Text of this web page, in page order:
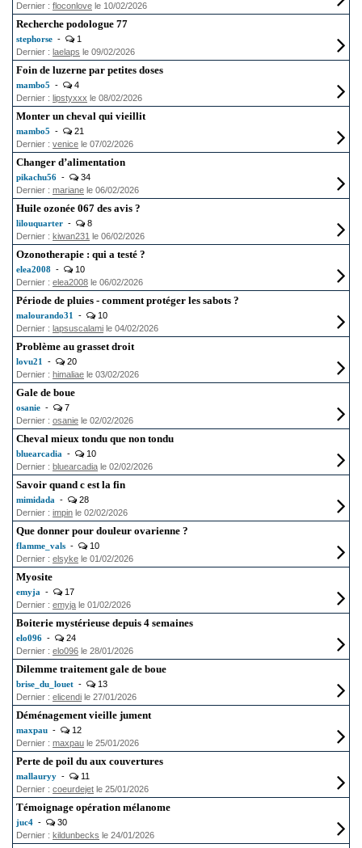
Dernier : floconlove le 10/02/2026
Recherche podologue 77
stephorse -
1
Dernier : laelaps le 09/02/2026
Foin de luzerne par petites doses
mambo5 -
4
Dernier : lipstyxxx le 08/02/2026
Monter un cheval qui vieillit
mambo5 -
21
Dernier : venice le 07/02/2026
Changer d’alimentation
pikachu56 -
34
Dernier : mariane le 06/02/2026
Huile ozonée 067 des avis ?
lilouquarter -
8
Dernier : kiwan231 le 06/02/2026
Ozonotherapie : qui a testé ?
elea2008 -
10
Dernier : elea2008 le 06/02/2026
Période de pluies - comment protéger les sabots ?
malourando31 -
10
Dernier : lapsuscalami le 04/02/2026
Problème au grasset droit
lovu21 -
20
Dernier : himaliae le 03/02/2026
Gale de boue
osanie -
7
Dernier : osanie le 02/02/2026
Cheval mieux tondu que non tondu
bluearcadia -
10
Dernier : bluearcadia le 02/02/2026
Savoir quand c est la fin
mimidada -
28
Dernier : impin le 02/02/2026
Que donner pour douleur ovarienne ?
flamme_vals -
10
Dernier : elsyke le 01/02/2026
Myosite
emyja -
17
Dernier : emyja le 01/02/2026
Boiterie mystérieuse depuis 4 semaines
elo096 -
24
Dernier : elo096 le 28/01/2026
Dilemme traitement gale de boue
brise_du_louet -
13
Dernier : elicendi le 27/01/2026
Déménagement vieille jument
maxpau -
12
Dernier : maxpau le 25/01/2026
Perte de poil du aux couvertures
mallauryy -
11
Dernier : coeurdejet le 25/01/2026
Témoignage opération mélanome
juc4 -
30
Dernier : kildunbecks le 24/01/2026